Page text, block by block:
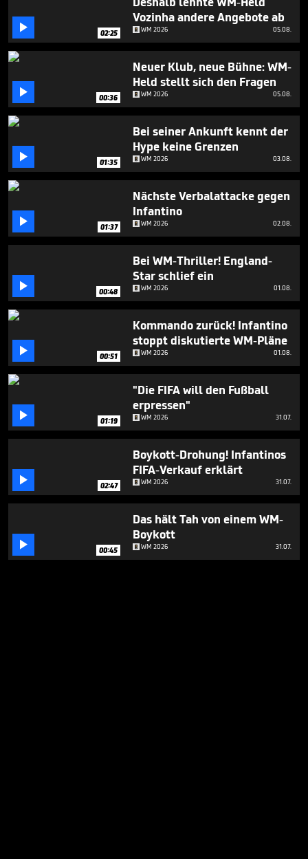
50
seconds
 02:25
Vozinha andere Angebote ab
WM 2026 05.08.
 00:36
Neuer Klub, neue Bühne: WM-
Held stellt sich den Fragen
WM 2026 05.08.
 01:35
Bei seiner Ankunft kennt der
Hype keine Grenzen
WM 2026 03.08.
 01:37
Nächste Verbalattacke gegen
Infantino
WM 2026 02.08.
 00:48
Bei WM-Thriller! England-
Star schlief ein
WM 2026 01.08.
 00:51
Kommando zurück! Infantino
stoppt diskutierte WM-Pläne
WM 2026 01.08.
 01:19
"Die FIFA will den Fußball
erpressen"
WM 2026 31.07.
 02:47
Boykott-Drohung! Infantinos
FIFA-Verkauf erklärt
WM 2026 31.07.
 00:45
Das hält Tah von einem WM-
Boykott
WM 2026 31.07.